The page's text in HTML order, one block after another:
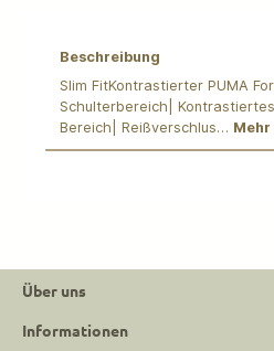
Beschreibung
Slim FitKontrastierter PUMA
Schulterbereich|
Bereich| Reißverschlus… Mehr
Über uns
Informationen